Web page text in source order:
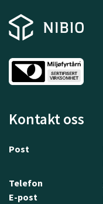
Kontakt oss
Post
Telefon
E-post